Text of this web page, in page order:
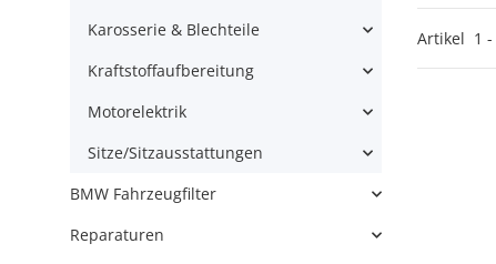
Artikel 1 -
Karosserie & Blechteile
Kraftstoffaufbereitung
Motorelektrik
Sitze/Sitzausstattungen
BMW Fahrzeugfilter
Reparaturen